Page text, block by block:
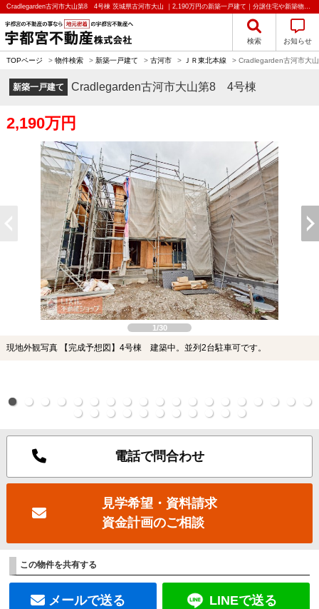
Cradlegarden古河市大山第8 4号棟 茨城県古河市大山 ｜2,190万円の新築一戸建て｜分譲住宅や新築物件｜宇都宮不動産株式会社
検索 お知らせ
TOPページ > 物件検索 > 新築一戸建て > 古河市 > ＪＲ東北本線 > Cradlegarden古河市大
新築一戸建て Cradlegarden古河市大山第8 4号棟
2,190万円
1/30
現地外観写真 【完成予想図】4号棟 建築中。並列2台駐車可です。
電話で問合わせ
見学希望・資料請求
資金計画のご相談
この物件を共有する
メールで送る LINEで送る